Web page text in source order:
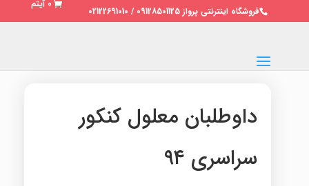
فروشگاه اینترنتی پرواز 09128501125 / 02122691010
0 آیتم
داوطلبان معلول کنکور
سراسری ۹۴